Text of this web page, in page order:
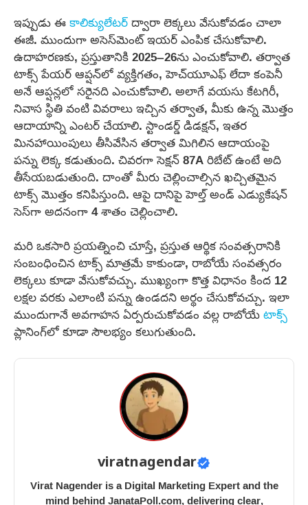
ఇప్పుడు ఈకాలిక్యులేటర్ద్వారా లెక్కలు వేసుకోవడం చాలా
ఈజీ. ముందుగా అసెస్‌మెంట్ ఇయర్ ఎంపిక చేసుకోవాలి.
ఉదాహరణకు, ప్రస్తుతానికి 2025–26ను ఎంచుకోవాలి. తర్వాత
టాక్స్ పేయర్ ఆప్షన్‌లో వ్యక్తిగతం, హెచ్‌యూఎఫ్ లేదా కంపెనీ
అనే ఆప్షన్లలో సరైనది ఎంచుకోవాలి. అలాగే వయసు కేటగిరీ,
నివాస స్థితి వంటి వివరాలు ఇచ్చిన తర్వాత, మీకు ఉన్న మొత్తం
ఆదాయాన్ని ఎంటర్ చేయాలి. స్టాండర్డ్ డిడక్షన్, ఇతర
మినహాయింపులు తీసివేసిన తర్వాత మిగిలిన ఆదాయంపై
పన్ను లెక్క కడుతుంది. చివరగా సెక్షన్ 87A రిబేట్ ఉంటే అది
తీసేయబడుతుంది. దాంతో మీరు చెల్లించాల్సిన ఖచ్చితమైన
టాక్స్ మొత్తం కనిపిస్తుంది. ఆపై దానిపై హెల్త్ అండ్ ఎడ్యుకేషన్
సెస్‌గా అదనంగా 4 శాతం చెల్లించాలి.
మరి ఒకసారి ప్రయత్నించి చూస్తే, ప్రస్తుత ఆర్థిక సంవత్సరానికి
సంబంధించిన టాక్స్ మాత్రమే కాకుండా, రాబోయే సంవత్సరం
లెక్కలు కూడా వేసుకోవచ్చు. ముఖ్యంగా కొత్త విధానం కింద 12
లక్షల వరకు ఎలాంటి పన్ను ఉండదని అర్థం చేసుకోవచ్చు. ఇలా
ముందుగానే అవగాహన ఏర్పరుచుకోవడం వల్ల రాబోయేటాక్స్
ప్లానింగ్‌లో కూడా సౌలభ్యం కలుగుతుంది.
viratnagendar
Virat Nagender is a Digital Marketing Expert and the
mind behind JanataPoll.com, delivering clear,